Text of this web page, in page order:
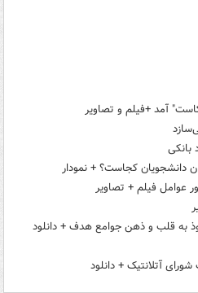
آمد +فیلم و تصاویر
دانشجویان کجاست؟ + نمودار
به قلب و ذهن جوامع هدف + دانلود
آتلانتیک + دانلود